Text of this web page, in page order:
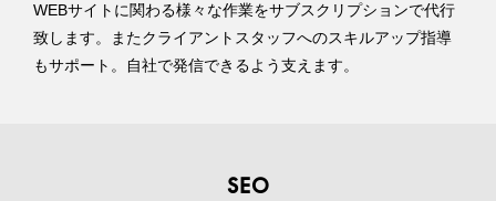
WEBサイトに関わる様々な作業をサブスクリプションで代行
致します。またクライアントスタッフへのスキルアップ指導
もサポート。自社で発信できるよう支えます。
SEO